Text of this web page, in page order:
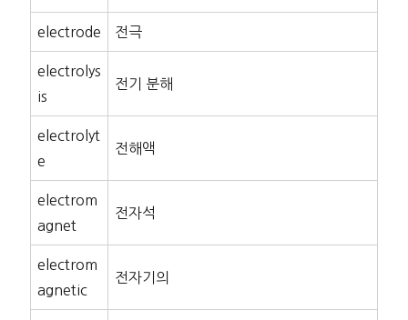
electrode 전극
electrolys
is
전기 분해
electrolyt
e
전해액
electrom
agnet
전자석
electrom
agnetic
전자기의